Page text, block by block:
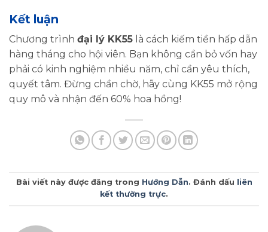
Kết luận
Chương trình đại lý KK55 là cách kiếm tiền hấp dẫn
hàng tháng cho hội viên. Bạn không cần bỏ vốn hay
phải có kinh nghiệm nhiều năm, chỉ cần yêu thích,
quyết tâm. Đừng chần chờ, hãy cùng KK55 mở rộng
quy mô và nhận đến 60% hoa hồng!
Bài viết này được đăng trong Hướng Dẫn. Đánh dấu
liên
kết thường trực.